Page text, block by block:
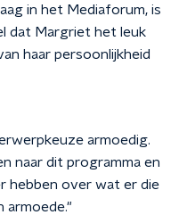
in het Mediaforum, is
dat Margriet het leuk
haar persoonlijkheid
armoedig.
naar dit programma en
hebben over wat er die
armoede."